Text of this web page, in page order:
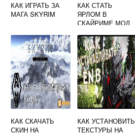
КАК ИГРАТЬ ЗА
МАГА SKYRIM
КАК СТАТЬ
ЯРЛОМ В
СКАЙРИМЕ МОД
КАК СКАЧАТЬ
СКИН НА
КАК УСТАНОВИТЬ
ТЕКСТУРЫ НА